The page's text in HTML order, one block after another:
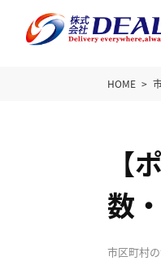
HOME
【
数
市区町村